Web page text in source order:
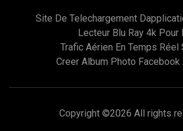
Site De Telechargement
Lecteur Blu Ray 4k Pour
Trafic Aérien En Temps Réel
Creer Album Photo Facebook
Copyright ©2026 All rights